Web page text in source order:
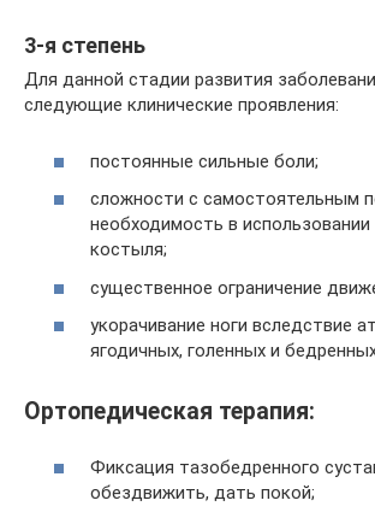
3-я степень
Для данной стадии развития
следующие клинические проявления:
постоянные сильные боли;
сложности с самостоятельным
необходимость в использовании
костыля;
существенное ограничение
укорачивание ноги вследствие
ягодичных, голенных и
Ортопедическая терапия:
Фиксация тазобедренного
обездвижить, дать покой;